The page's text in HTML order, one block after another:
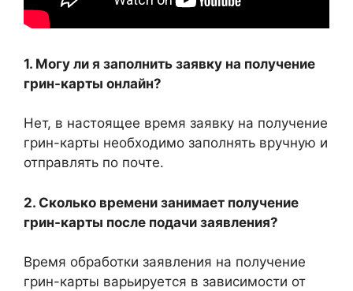
1. Могу ли я заполнить заявку на получение
грин-карты онлайн?
Нет, в настоящее время заявку на получение
грин-карты необходимо заполнять вручную и
отправлять по почте.
2. Сколько времени занимает получение
грин-карты после подачи заявления?
Время обработки заявления на получение
грин-карты варьируется в зависимости от